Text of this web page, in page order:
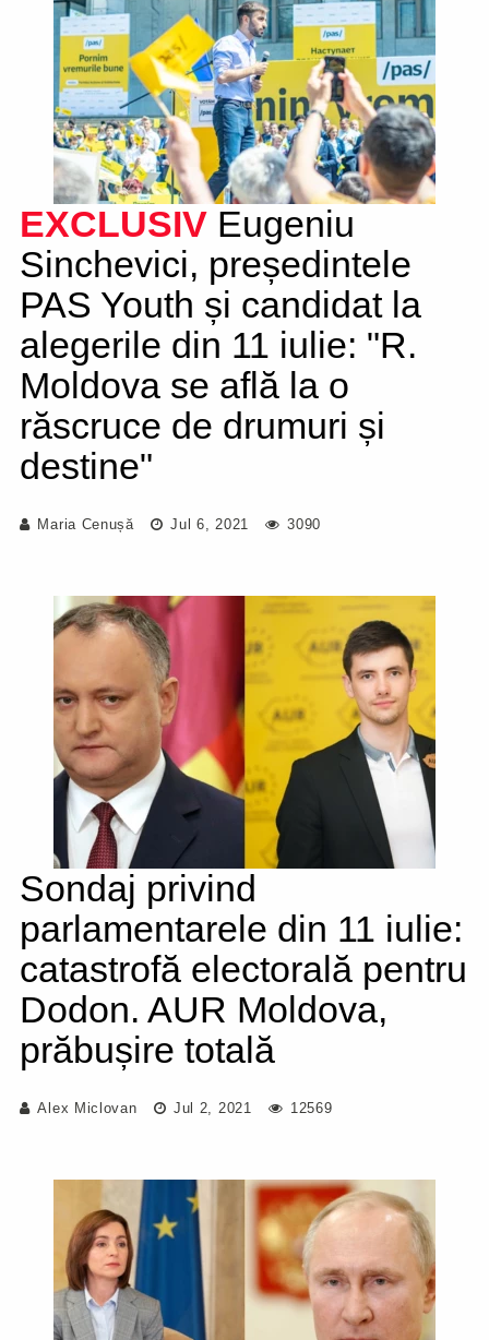
EXCLUSIV Eugeniu
Sinchevici, președintele
PAS Youth și candidat la
alegerile din 11 iulie: "R.
Moldova se află la o
răscruce de drumuri și
destine"
Maria Cenușă Jul 6, 2021 3090
Sondaj privind
parlamentarele din 11 iulie:
catastrofă electorală pentru
Dodon. AUR Moldova,
prăbușire totală
Alex Miclovan Jul 2, 2021 12569